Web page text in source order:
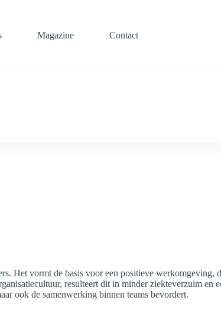
Magazine Contact
Het vormt de basis voor een positieve werkomgeving,
resulteert dit in minder ziekteverzuim en
ook de samenwerking binnen teams bevordert.